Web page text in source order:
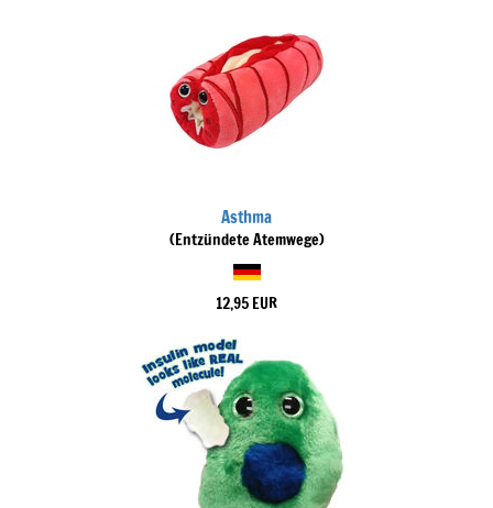
Asthma
(Entzündete Atemwege)
12,95 EUR